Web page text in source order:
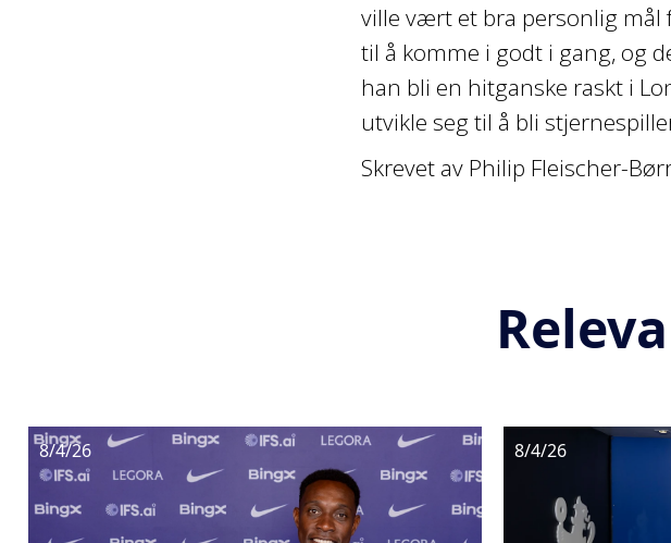
ville vært et bra personlig mål
til å komme i godt i gang, og
han bli en hitganske raskt i
utvikle seg til å bli
Skrevet av Philip Fleischer-
8/4/26 8/4/26